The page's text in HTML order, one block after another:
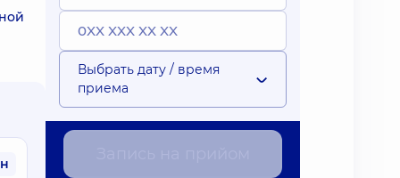
Выбрать дату / время
приема